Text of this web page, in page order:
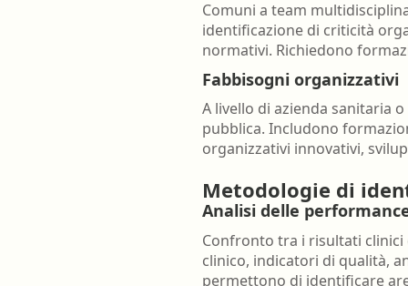
Comuni a team
identificazione di criticità
normativi. Richiedono
Fabbisogni organizzativi
A livello di azienda sanitaria
pubblica. Includono
organizzativi innovativi,
Metodologie di
Analisi delle
Confronto tra i risultati
clinico, indicatori di qualità,
permettono di identificare